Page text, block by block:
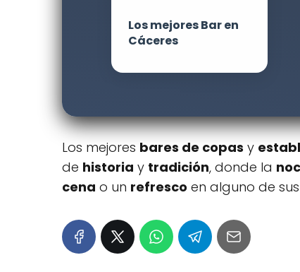
Los mejores Bar en
Cáceres
Los mejores bares de copas y
de historia y tradición, donde la
cena o un refresco en alguno de